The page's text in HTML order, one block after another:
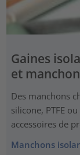
Gaines
et
Des manchons
silicone, PTFE
accessoires de
Manchons